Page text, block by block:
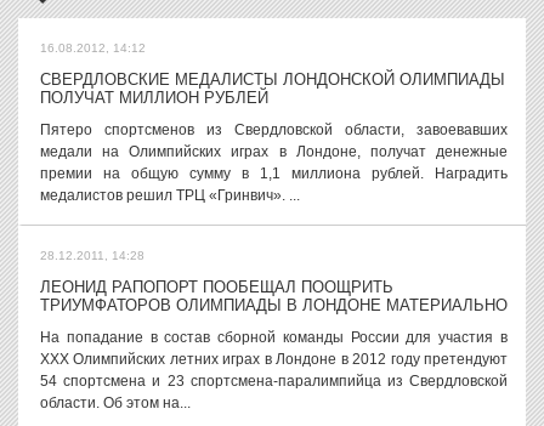
16.08.2012, 14:12
СВЕРДЛОВСКИЕ МЕДАЛИСТЫ ЛОНДОНСКОЙ ОЛИМПИАДЫ
ПОЛУЧАТ МИЛЛИОН РУБЛЕЙ
Пятеро спортсменов из Свердловской области, завоевавших
медали на Олимпийских играх в Лондоне, получат денежные
премии на общую сумму в 1,1 миллиона рублей. Наградить
медалистов решил ТРЦ «Гринвич». ...
28.12.2011, 14:28
ЛЕОНИД РАПОПОРТ ПООБЕЩАЛ ПООЩРИТЬ
ТРИУМФАТОРОВ ОЛИМПИАДЫ В ЛОНДОНЕ МАТЕРИАЛЬНО
На попадание в состав сборной команды России для участия в
XXX Олимпийских летних играх в Лондоне в 2012 году претендуют
54 спортсмена и 23 спортсмена-паралимпийца из Свердловской
области. Об этом на...